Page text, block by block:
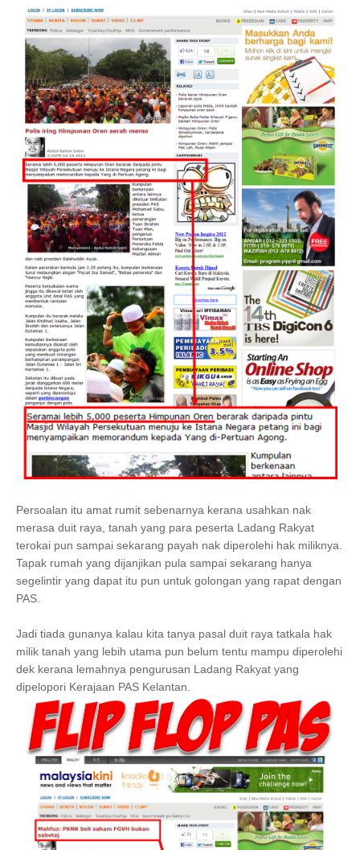
Persoalan itu amat rumit sebenarnya kerana usahkan nak
merasa duit raya, tanah yang para peserta Ladang Rakyat
terokai pun sampai sekarang payah nak diperolehi hak miliknya.
Tapak rumah yang dijanjikan pula sampai sekarang hanya
segelintir yang dapat itu pun untuk golongan yang rapat dengan
PAS.
Jadi tiada gunanya kalau kita tanya pasal duit raya tatkala hak
milik tanah yang lebih utama pun belum tentu mampu diperolehi
dek kerana lemahnya pengurusan Ladang Rakyat yang
dipelopori Kerajaan PAS Kelantan.